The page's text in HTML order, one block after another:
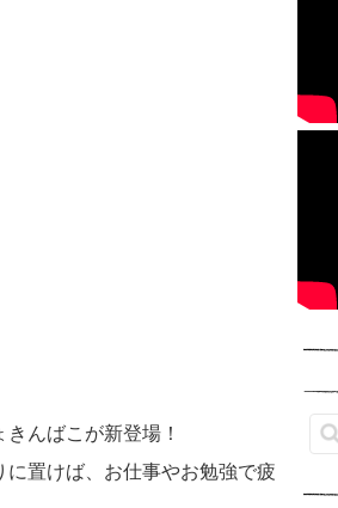
んばこが新登場！
置けば、お仕事やお勉強で疲